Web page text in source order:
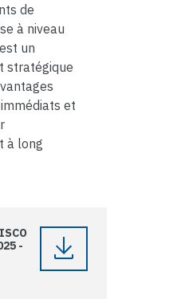
de
à niveau
un
stratégique
et
à long
-